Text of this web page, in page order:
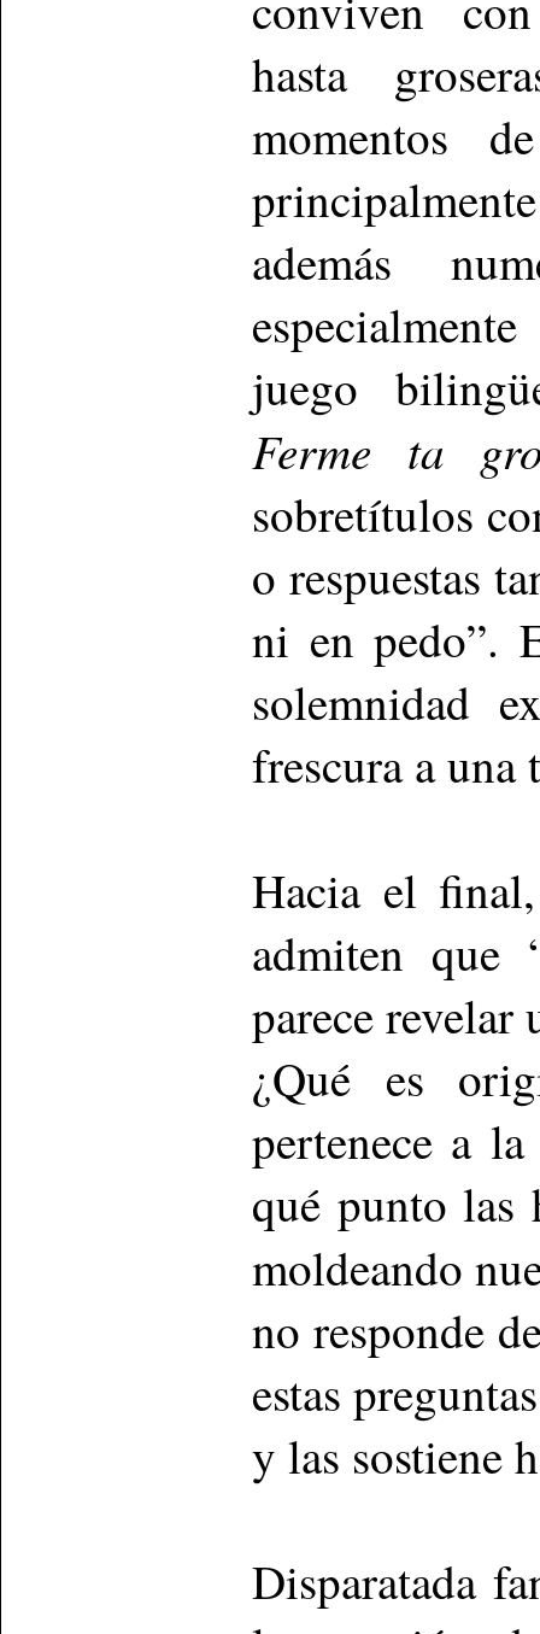
hasta
momentos
además
juego
Ferme ta
sobretítulos
o respuestas
ni en pedo”.
solemnidad
frescura a una
Hacia el
admiten que
parece revelar
¿Qué es
pertenece a
qué punto las
moldeando
no responde
estas
y las sostiene
Disparatada